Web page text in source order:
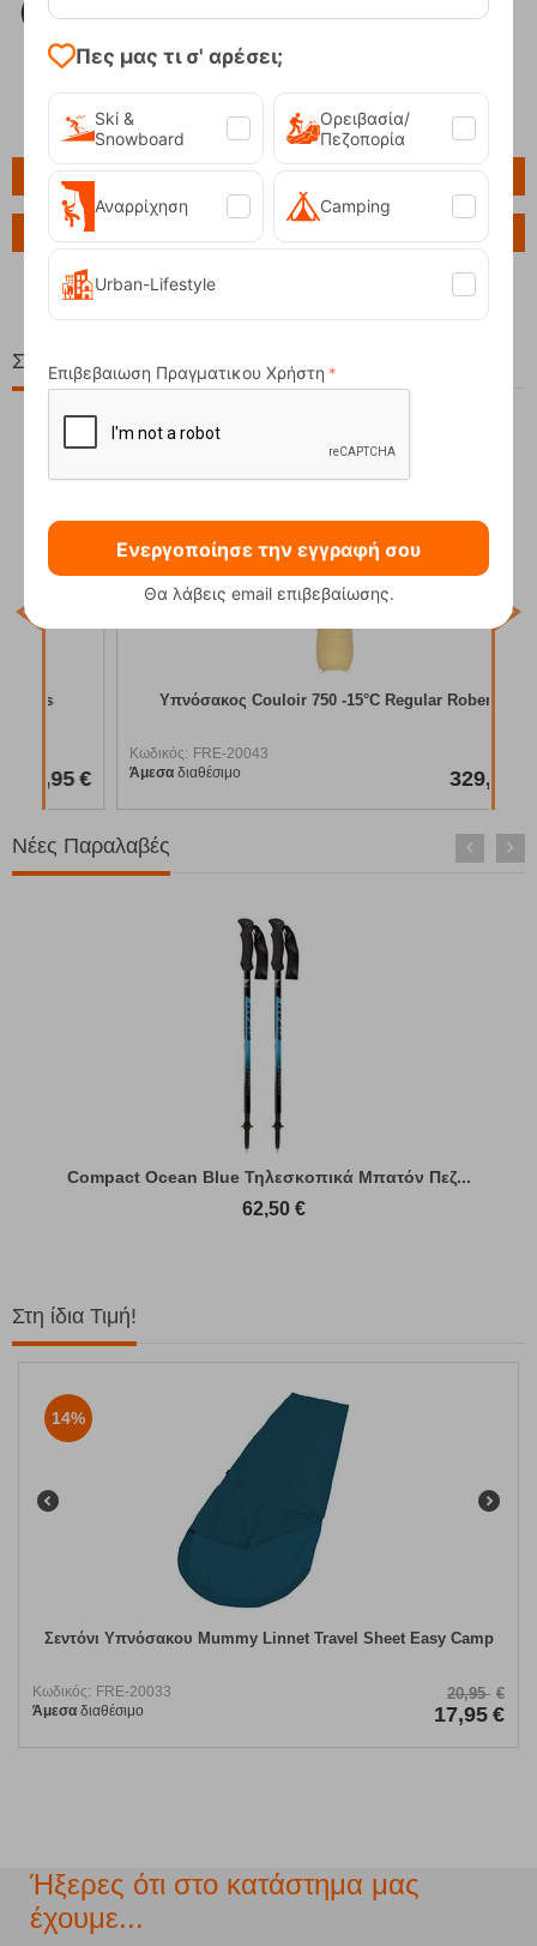
Πληροφορίες
Ερώτηση για το προϊόν
Σχετικά Προϊόντα
Υπνόσακος Couloir 750 -15°C Regular Robens
FRE-20043
Άμεσα
διαθέσιμο 329,95 €
Νέες Παραλαβές
Compact Ocean Blue Τηλεσκοπικά Μπατόν Πεζ...
62,50 €
Στη ίδια Τιμή!
14%
Σεντόνι Υπνόσακου Mummy Linnet Travel Sheet Easy Camp
Κωδικός: FRE-20033
Άμεσα διαθέσιμο
20,95 €
17,95 €
Ήξερες ότι στο κατάστημα μας
έχουμε...
Πες μας τι σ' αρέσει;
Ski &
Snowboard
Ορειβασία/
Πεζοπορία
Αναρρίχηση Camping
Urban-Lifestyle
Επιβεβαιωση Πραγματικου Χρήστη
Ενεργοποίησε την εγγραφή σου
Θα λάβεις email επιβεβαίωσης.